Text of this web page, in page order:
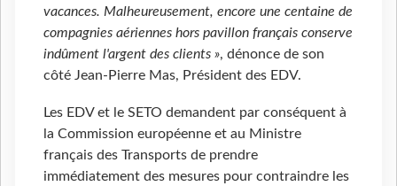
vacances. Malheureusement, encore une centaine de
compagnies aériennes hors pavillon français conserve
indûment l'argent des clients », dénonce de son
côté Jean-Pierre Mas, Président des EDV.
Les EDV et le SETO demandent par conséquent à
la Commission européenne et au Ministre
français des Transports de prendre
immédiatement des mesures pour contraindre les